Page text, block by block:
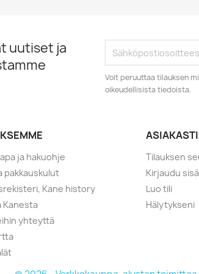
uutiset ja
Voit peruuttaa tilauksen
oikeudellisista tiedoista.
ja hakuohje
pakkauskulut
Kane history
Kanesta
yhteyttä
Tilauksen
Kirjaudu
Luo tili
Hälytykseni